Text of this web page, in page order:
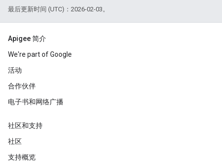
最后更新时间 (UTC)：2026-02-03。
Apigee 简介
We're part of Google
活动
合作伙伴
电子书和网络广播
社区和支持
社区
支持概览